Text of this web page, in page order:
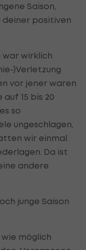
Saison,
deiner positiven
war wirklich
)Verletzung
vor jener waren
15 bis 20
so
ungeschlagen,
wir einmal
Da ist
andere
junge Saison
möglich